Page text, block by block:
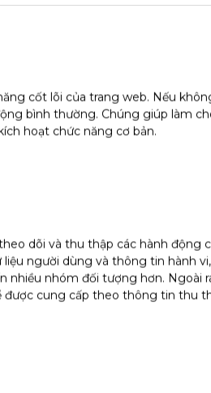
(1) Chúng tôi chỉ sử dụng email
tôi không thu thập bất kỳ dữ liệu
chỉnh sửa hoặc xóa của bạn,
cốt lõi của trang web. Nếu
bình thường. Chúng giúp làm
hoạt chức năng cơ bản.
dõi và thu thập các hành động
người dùng và thông tin hành
nhiều nhóm đối tượng hơn. Ngoài
cung cấp theo thông tin thu